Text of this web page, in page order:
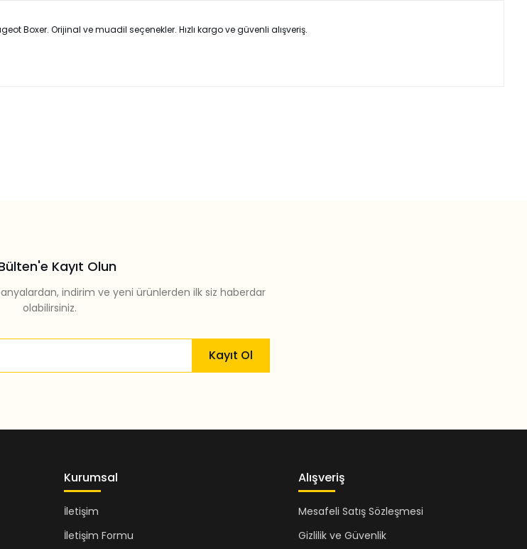
Boxer. Orijinal ve muadil seçenekler. Hızlı kargo ve güvenli alışveriş.
Gönder
Kayıt Olun
indirim ve yeni ürünlerden ilk siz haberdar
olabilirsiniz.
Kayıt Ol
Kurumsal
İletişim
İletişim Formu
Alışveriş
Mesafeli Satış Sözleşmesi
Gizlilik ve Güvenlik